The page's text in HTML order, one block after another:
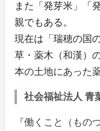
また「発芽米」「
親でもある。
現在は「瑞穂の国
草・薬木（和漢）
本の土地にあった
社会福祉法人
『働くこと（もの